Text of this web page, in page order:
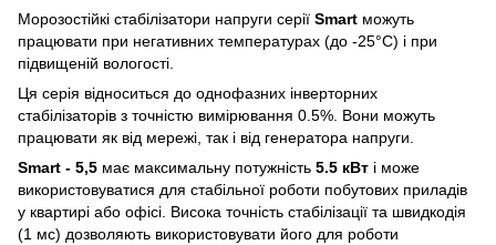
Морозостійкі стабілізатори напруги серії Smart можуть
працювати при негативних температурах (до -25°С) і при
підвищеній вологості.
Ця серія відноситься до однофазних інверторних
стабілізаторів з точністю вимірювання 0.5%. Вони можуть
працювати як від мережі, так і від генератора напруги.
Smart - 5,5 має максимальну потужність 5.5 кВт і може
використовуватися для стабільної роботи побутових приладів
у квартирі або офісі. Висока точність стабілізації та швидкодія
(1 мс) дозволяють використовувати його для роботи